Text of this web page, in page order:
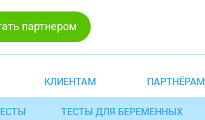
партнером
КЛИЕНТАМ ПАРТНЁРАМ
ТЕСТЫ ДЛЯ БЕРЕМЕННЫХ